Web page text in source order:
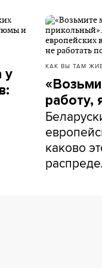
у
КАК ВЫ ТАМ
работу,
каково